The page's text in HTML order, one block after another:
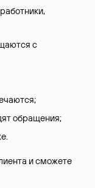
с
обращения;
и сможете